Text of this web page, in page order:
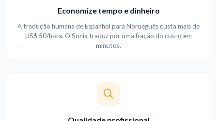
Economize tempo e dinheiro
A tradução humana de Espanhol para Norueguês custa mais de
US$ 50/hora. O Sonix traduz por uma fração do custo em
minutos.